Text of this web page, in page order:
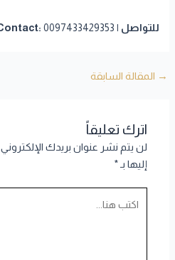
للتواصل | Contact: 0097433429353
→ المقالة السابقة
اترك تعليقاً
لن يتم نشر عنوان بريدك الإلكتروني.
إليها بـ*